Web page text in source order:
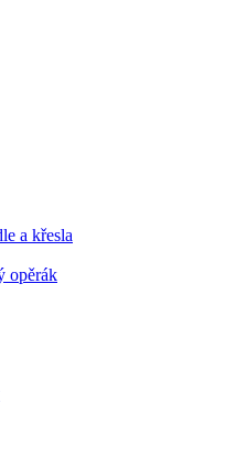
a křesla
opěrák